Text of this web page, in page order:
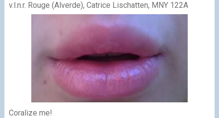
v.l.n.r. Rouge (Alverde), Catrice Lischatten, MNY 122A
Coralize me!